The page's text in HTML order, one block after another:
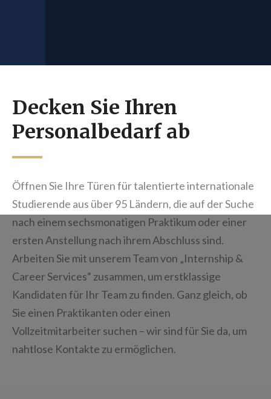
Decken Sie Ihren
Personalbedarf ab
Öffnen Sie Ihre Türen für talentierte internationale
Studierende aus über 95 Ländern, die auf der Suche
nach einem sechsmonatigen Praktikum oder einer
ersten Anstellung nach ihrem Abschluss sind.
Arbeiten Sie mit unserem Team von „Internship &
Career Services“ zusammen, um erstklassige
Kandidaten für Ihr Team zu finden. Ganz gleich, ob
Sie einen Praktikanten oder einen
Vollzeitmitarbeiter suchen – wir sind für Sie da, um
nahtlose Kontakte zu ermöglichen.